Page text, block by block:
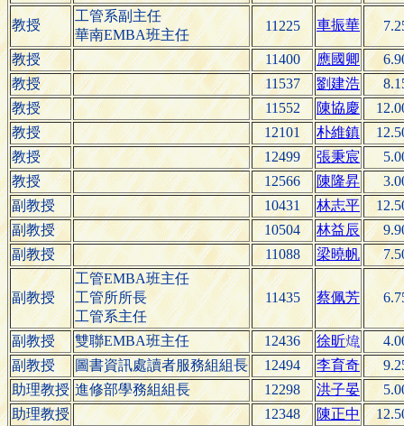
教授
工管系副主任
華南EMBA班主任
11225 車振華
教授 11400 應國卿
教授
11537 劉建浩
教授
11552 陳協慶
教授
12101 朴維鎮
教授
12499 張秉宸
教授
12566 陳隆昇
副教授
10431 林志平
副教授
10504 林益辰
副教授
11088 梁曉帆
副教授
工管EMBA班主任
工管所所長
工管系主任
11435 蔡佩芳
副教授 雙聯EMBA班主任 12436 徐昕
副教授
圖書資訊處讀者服務組組長 12494 李育奇
助理教授 進修部學務組組長 12298 洪子晏
助理教授
12348 陳正中